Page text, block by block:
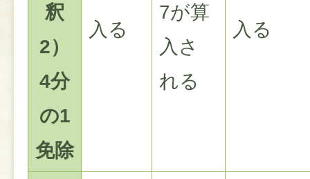
釈
2）
4分
の1
免除
入る
7が算
入さ
れる
入る